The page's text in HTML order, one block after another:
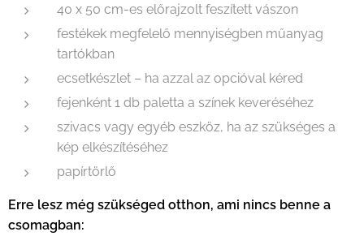
40 x 50 cm-es előrajzolt feszített vászon
festékek megfelelő mennyiségben műanyag
tartókban
ecsetkészlet – ha azzal az opcióval kéred
fejenként 1 db paletta a színek keveréséhez
szivacs vagy egyéb eszköz, ha az szükséges a
kép elkészítéséhez
papírtörlő
Erre lesz még szükséged otthon, ami nincs benne a
csomagban: